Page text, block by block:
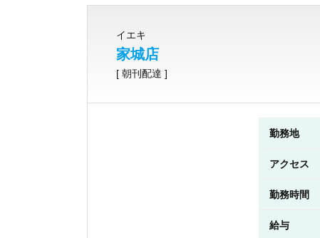
イエキ
家城店
[ 朝刊配達 ]
勤務地
アクセス
勤務時間
給与